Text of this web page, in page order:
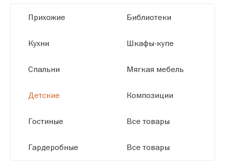
размерам.
Прихожие
Кухни
Спальни
Детские
Гостиные
Гардеробные
Библиотеки
Шкафы-купе
Мягкая мебель
Композиции
Все товары
Все товары